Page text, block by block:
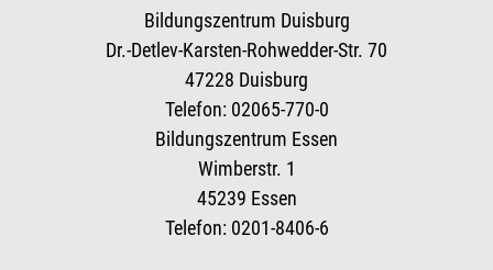
Bildungszentrum Duisburg
Dr.-Detlev-Karsten-Rohwedder-Str. 70
47228 Duisburg
Telefon: 02065-770-0
Bildungszentrum Essen
Wimberstr. 1
45239 Essen
Telefon: 0201-8406-6